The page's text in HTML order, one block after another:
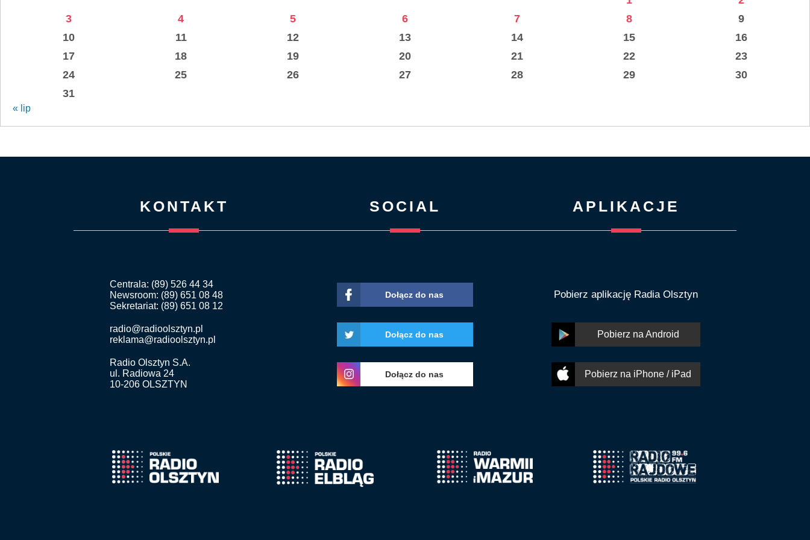
3
4 5 6 7 8
9
10
11 12 13 14 15
16
17
18 19 20 21 22
23
24
25 26 27 28 29
30
31
« lip
KONTAKT
Centrala: (89) 526 44 34
Newsroom: (89) 651 08 48
Sekretariat: (89) 651 08 12
radio@radioolsztyn.pl
reklama@radioolsztyn.pl
Radio Olsztyn S.A.
ul. Radiowa 24
10-206 OLSZTYN
SOCIAL
Dołącz do nas
Dołącz do nas
Dołącz do nas
APLIKACJE
Pobierz aplikację Radia Olsztyn
Pobierz na Android
Pobierz na iPhone / iPad